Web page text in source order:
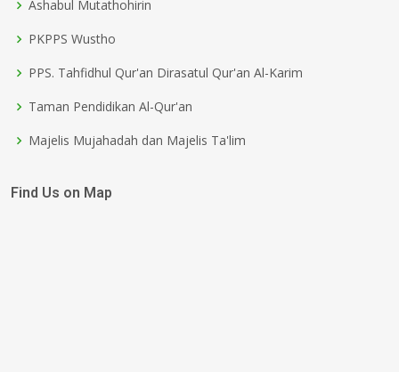
Ashabul Mutathohirin
PKPPS Wustho
PPS. Tahfidhul Qur'an Dirasatul Qur'an Al-Karim
Taman Pendidikan Al-Qur'an
Majelis Mujahadah dan Majelis Ta'lim
Find Us on Map